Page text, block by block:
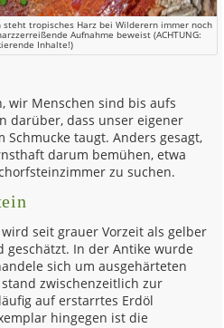
tropisches Harz bei Wilderern immer noch
Aufnahme beweist (ACHTUNG:
Inhalte!)
wir Menschen sind bis aufs
darüber, dass unser eigener
taugt. Anders gesagt,
darum bemühen, etwa
zu suchen.
wird seit grauer Vorzeit als gelber
geschätzt. In der Antike wurde
sich um ausgehärteten
zwischenzeitlich zur
auf erstarrtes Erdöl
hingegen ist die